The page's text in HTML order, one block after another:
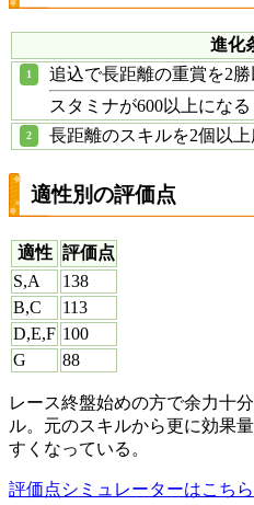
進化
追込で長距離の重賞を2勝
スタミナが600以上になる
長距離のスキルを2個以上
適性別の評価点
適性 評価点
S,A
138
B,C
113
D,E,F 100
G
88
レース終盤始めの方で余力十
ル。元のスキルから更に効果
すくなっている。
評価点シミュレーターはこちら